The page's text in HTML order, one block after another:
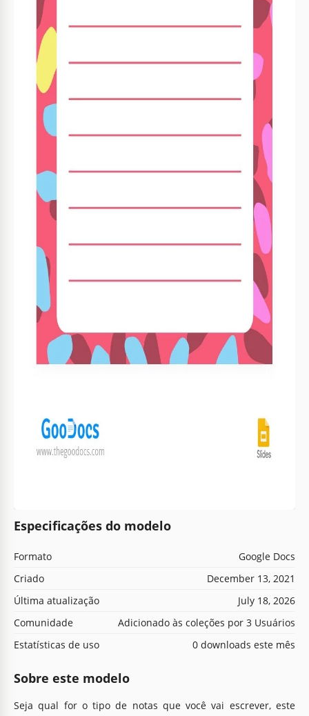
Especificações do modelo
Formato
Google Docs
Criado
December 13, 2021
Última atualização
July 18, 2026
Comunidade
Adicionado às coleções por 3 Usuários
Estatísticas de uso
0 downloads este mês
Sobre este modelo
Seja qual for o tipo de notas que você vai escrever, este